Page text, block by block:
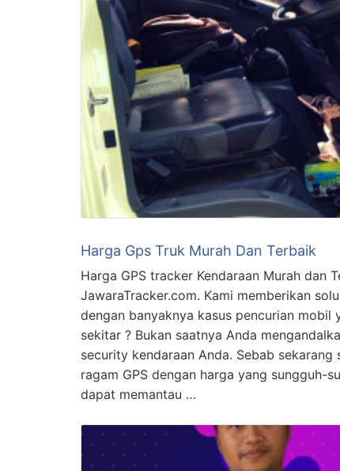
Harga Gps Truk Murah Dan Terbaik
Harga GPS tracker Kendaraan Murah dan
JawaraTracker.com. Kami memberikan
dengan banyaknya kasus pencurian mobil
sekitar ? Bukan saatnya Anda
security kendaraan Anda. Sebab sekarang
ragam GPS dengan harga yang sungguh-
dapat memantau …